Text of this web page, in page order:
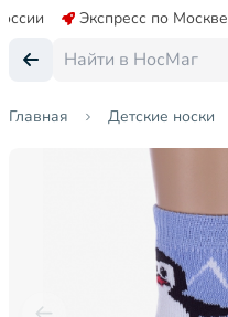
Экспресс по Москве
Главная Детские носки